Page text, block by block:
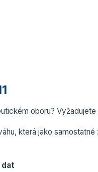
oboru? Vyžadujete
která jako
dat